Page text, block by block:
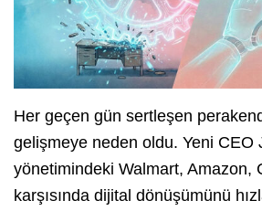
Her geçen gün sertleşen
gelişmeye neden oldu. Yeni CEO
yönetimindeki Walmart, Amazon,
karşısında dijital dönüşümünü